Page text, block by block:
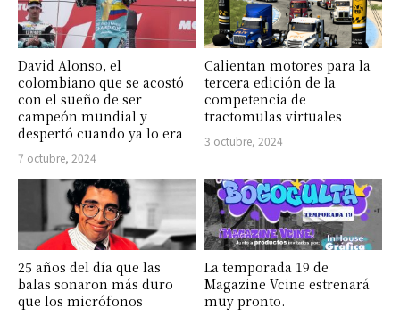
David Alonso, el
colombiano que se acostó
con el sueño de ser
campeón mundial y
despertó cuando ya lo era
7 octubre, 2024
Calientan motores para la
tercera edición de la
competencia de
tractomulas virtuales
3 octubre, 2024
25 años del día que las
balas sonaron más duro
que los micrófonos
La temporada 19 de
Magazine Vcine estrenará
muy pronto.